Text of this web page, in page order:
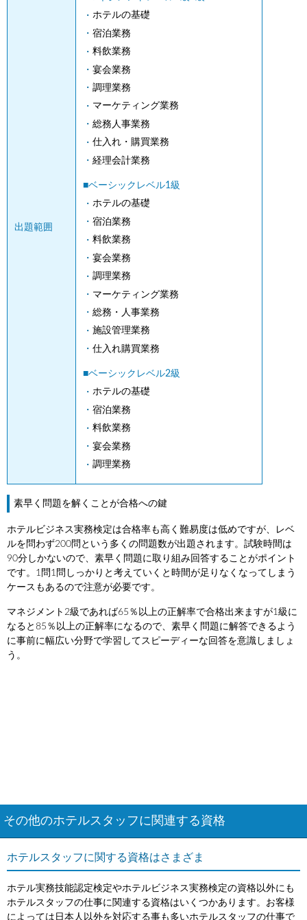
出題範囲
ホテルの基礎
宿泊業務
料飲業務
宴会業務
調理業務
マーケティング業務
総務人事業務
仕入れ・購買業務
経理会計業務
■ベーシックレベル1級
ホテルの基礎
宿泊業務
料飲業務
宴会業務
調理業務
マーケティング業務
総務・人事業務
施設管理業務
仕入れ購買業務
■ベーシックレベル2級
ホテルの基礎
宿泊業務
料飲業務
宴会業務
調理業務
素早く問題を解くことが合格への鍵
ホテルビジネス実務検定は合格率も高く難易度は低めですが、レベ
ルを問わず200問という多くの問題数が出題されます。試験時間は
90分しかないので、素早く問題に取り組み回答することがポイント
です。1問1問しっかりと考えていくと時間が足りなくなってしまう
ケースもあるので注意が必要です。
マネジメント2級であれば65％以上の正解率で合格出来ますが1級に
なると85％以上の正解率になるので、素早く問題に解答できるよう
に事前に幅広い分野で学習してスピーディーな回答を意識しましょ
う。
その他のホテルスタッフに関連する資格
ホテルスタッフに関する資格はさまざま
ホテル実務技能認定検定やホテルビジネス実務検定の資格以外にも
ホテルスタッフの仕事に関連する資格はいくつかあります。お客様
によっては日本人以外を対応する事も多いホテルスタッフの仕事で